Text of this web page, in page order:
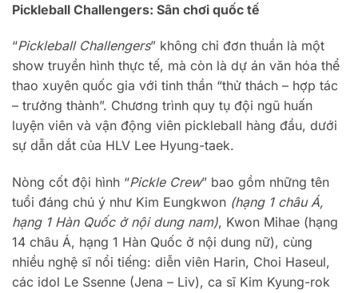
Pickleball Challengers: Sân chơi quốc tế
“Pickleball Challengers” không chỉ đơn thuần là một
show truyền hình thực tế, mà còn là dự án văn hóa thể
thao xuyên quốc gia với tinh thần “thử thách – hợp tác
– trưởng thành”. Chương trình quy tụ đội ngũ huấn
luyện viên và vận động viên pickleball hàng đầu, dưới
sự dẫn dắt của HLV Lee Hyung-taek.
Nòng cốt đội hình “Pickle Crew” bao gồm những tên
tuổi đáng chú ý như Kim Eungkwon (hạng 1 châu Á,
hạng 1 Hàn Quốc ở nội dung nam), Kwon Mihae (hạng
14 châu Á, hạng 1 Hàn Quốc ở nội dung nữ), cùng
nhiều nghệ sĩ nổi tiếng: diễn viên Harin, Choi Haseul,
các idol Le Ssenne (Jena – Liv), ca sĩ Kim Kyung-rok